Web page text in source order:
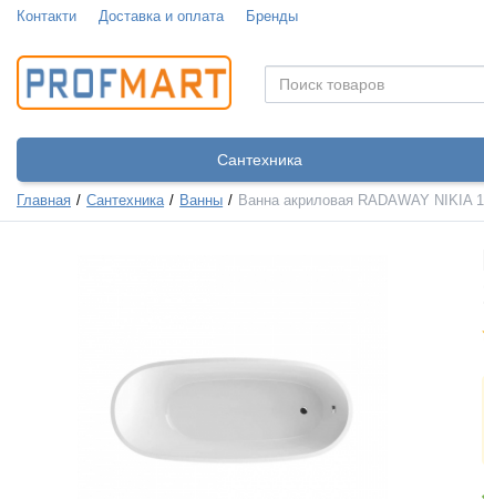
Контакти Доставка и оплата Бренды
Сантехника
Главная Сантехника Ванны Ванна акриловая RADAWAY NIKIA